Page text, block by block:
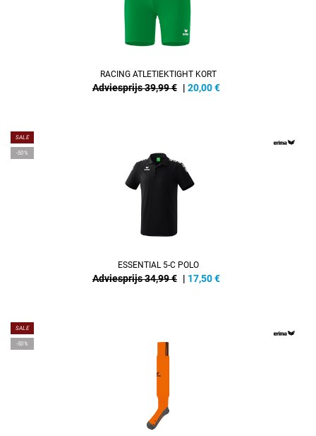
RACING ATLETIEKTIGHT KORT
Adviesprijs 39,99 € | 20,00€
SALE
-50%
ESSENTIAL 5-C POLO
Adviesprijs 34,99 € | 17,50€
SALE
-50%